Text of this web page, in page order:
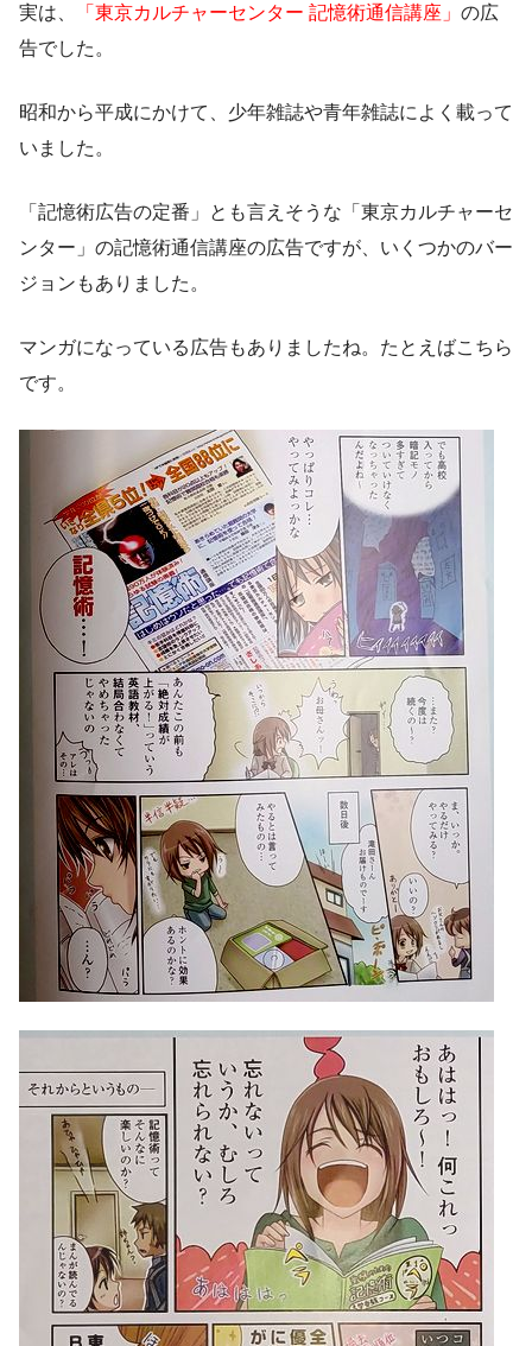
実は、 「東京カルチャーセンター 記憶術通信講座」 の広
告でした。
昭和から平成にかけて、少年雑誌や青年雑誌によく載って
いました。
「記憶術広告の定番」とも言えそうな「東京カルチャーセ
ンター」の記憶術通信講座の広告ですが、いくつかのバー
ジョンもありました。
マンガになっている広告もありましたね。たとえばこちら
です。